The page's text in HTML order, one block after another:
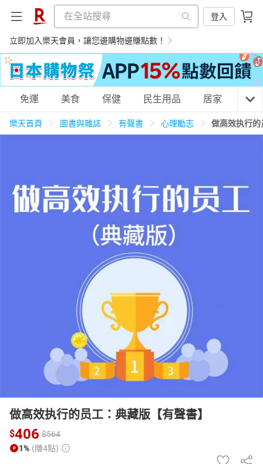
登入
立即加入樂天會員，讓您邊購物邊賺點數！
購物網分類
居家生活 3C家電 運動休閒 親子玩具
男裝 化妝保養
電子/紙本書
HOT
免運 美食 保健 民生用品 居家 3C
樂天首頁 圖書與雜誌 有聲書 心理勵志 做高效执行
做高效执行的员工：典藏版【有聲書】
$406 $564
1% (賺4點)